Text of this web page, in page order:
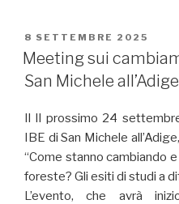
PUBBLICATO
IL
8 SETTEMBRE 2025
Meeting sui
San Michele all’Adige
Il Il prossimo 24
IBE di San Michele
“Come stanno cambiando
foreste? Gli esiti di studi a
L’evento, che avrà